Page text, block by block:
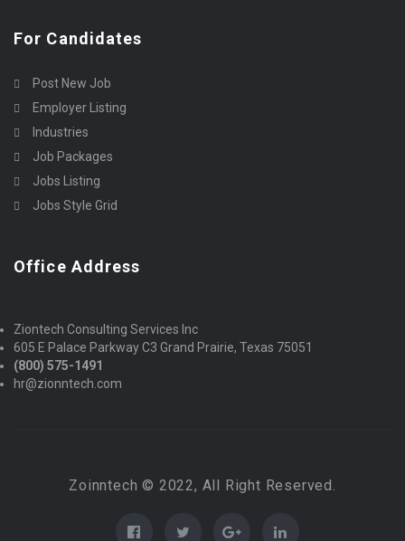
For Candidates
Post New Job
Employer Listing
Industries
Job Packages
Jobs Listing
Jobs Style Grid
Office Address
Ziontech Consulting Services Inc
605 E Palace Parkway C3 Grand Prairie, Texas 75051
(800) 575-1491
hr@zionntech.com
Zoinntech © 2022, All Right Reserved.